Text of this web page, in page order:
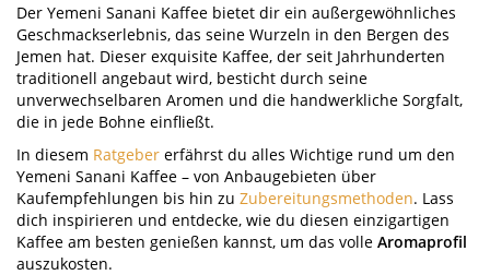
Der Yemeni Sanani Kaffee bietet dir ein außergewöhnliches
Geschmackserlebnis, das seine Wurzeln in den Bergen des
Jemen hat. Dieser exquisite Kaffee, der seit Jahrhunderten
traditionell angebaut wird, besticht durch seine
unverwechselbaren Aromen und die handwerkliche Sorgfalt,
die in jede Bohne einfließt.
In diesem Ratgeber erfährst du alles Wichtige rund um den
Yemeni Sanani Kaffee – von Anbaugebieten über
Kaufempfehlungen bis hin zu Zubereitungsmethoden. Lass
dich inspirieren und entdecke, wie du diesen einzigartigen
Kaffee am besten genießen kannst, um das volle Aromaprofil
auszukosten.